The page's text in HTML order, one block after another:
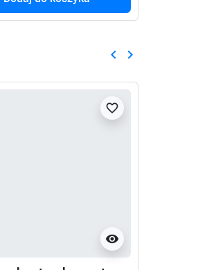
Poprzedni
keyboard_arrow_left Następny
keyboard_arrow_right
visibility
favorite_border